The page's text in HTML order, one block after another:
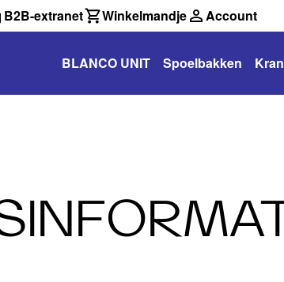
B2B-extranet Winkelmandje Account
BLANCO UNIT Spoelbakken